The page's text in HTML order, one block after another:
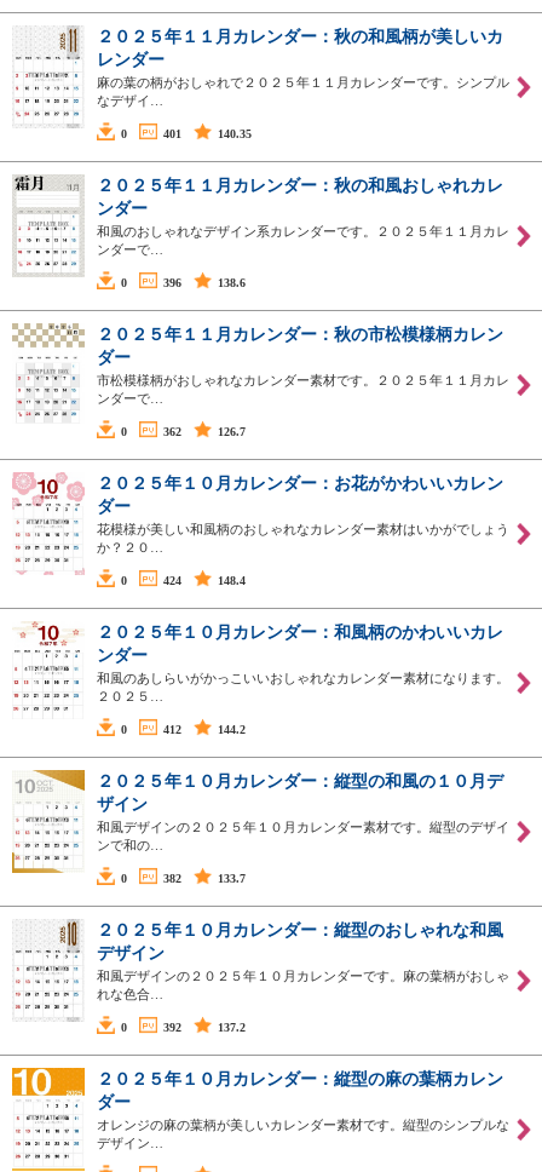
２０２５年１１月カレンダー：秋の和風柄が美しいカ
レンダー
麻の葉の柄がおしゃれで２０２５年１１月カレンダーです。シンプル
なデザイ…
0 401 140.35
２０２５年１１月カレンダー：秋の和風おしゃれカレ
ンダー
和風のおしゃれなデザイン系カレンダーです。２０２５年１１月カレ
ンダーで…
0 396 138.6
２０２５年１１月カレンダー：秋の市松模様柄カレン
ダー
市松模様柄がおしゃれなカレンダー素材です。２０２５年１１月カレ
ンダーで…
0 362 126.7
２０２５年１０月カレンダー：お花がかわいいカレン
ダー
花模様が美しい和風柄のおしゃれなカレンダー素材はいかがでしょう
か？２０…
0 424 148.4
２０２５年１０月カレンダー：和風柄のかわいいカレ
ンダー
和風のあしらいがかっこいいおしゃれなカレンダー素材になります。
２０２５…
0 412 144.2
２０２５年１０月カレンダー：縦型の和風の１０月デ
ザイン
和風デザインの２０２５年１０月カレンダー素材です。縦型のデザイ
ンで和の…
0 382 133.7
２０２５年１０月カレンダー：縦型のおしゃれな和風
デザイン
和風デザインの２０２５年１０月カレンダーです。麻の葉柄がおしゃ
れな色合…
0 392 137.2
２０２５年１０月カレンダー：縦型の麻の葉柄カレン
ダー
オレンジの麻の葉柄が美しいカレンダー素材です。縦型のシンプルな
デザイン…